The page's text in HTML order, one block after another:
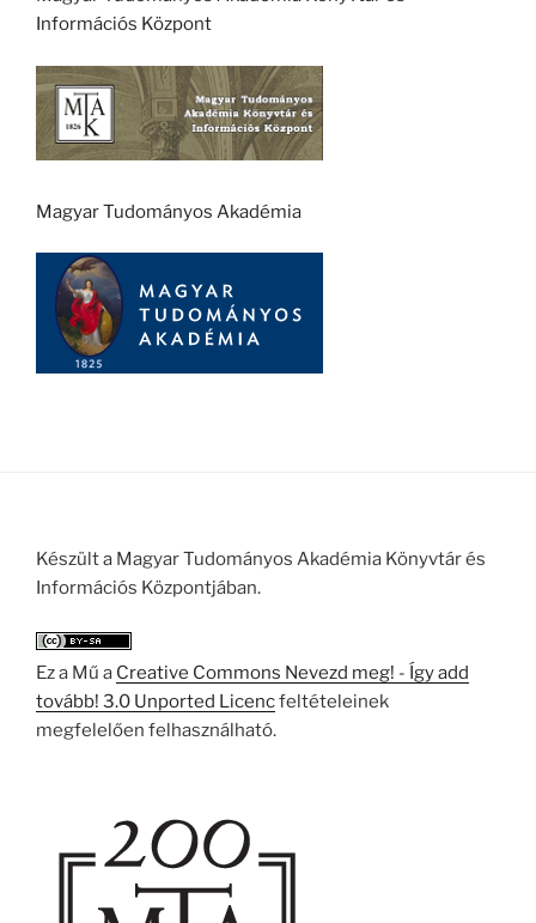
Információs Központ
Magyar Tudományos Akadémia
Készült a Magyar Tudományos Akadémia Könyvtár és
Információs Központjában.
Ez a Mű a Creative Commons Nevezd meg! - Így add
tovább! 3.0 Unported Licencfeltételeinek
megfelelően felhasználható.